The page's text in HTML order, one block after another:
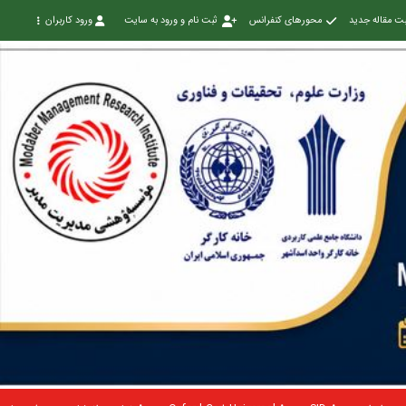
مقاله جدید محورهای کنفرانس ثبت نام و ورود به سایت ورود کاربران